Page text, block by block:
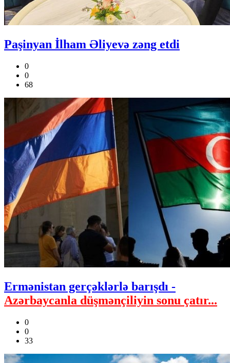
Paşinyan İlham Əliyevə zəng etdi
0
0
68
Ermənistan gerçəklərlə barışdı -
Azərbaycanla düşmənçiliyin sonu çatır...
0
0
33